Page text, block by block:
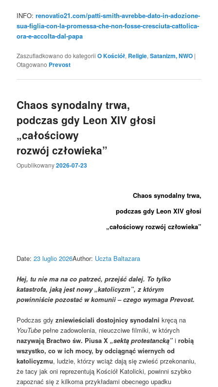
INFO:renovatio21.com/patti-smith-avrebbe-dato-in-adozione-
sua-figlia-con-la-promessa-che-non-fosse-cresciuta-cattolica-
ora-e-accolta-dal-papa
Zaszufladkowano do kategorii O Kościół, Religie,Satanizm, NWO |
Otagowano Prevost
Chaos synodalny trwa,
podczas gdy Leon XIV głosi
„całościowy
rozwój człowieka”
Opublikowany2026-07-23
Chaos synodalny trwa,
podczas gdy Leon XIV głosi
„całościowy rozwój człowieka”
Date:23 luglio 2026Author: Uczta Baltazara
Hej, tu nie ma na co patrzeć, przejść dalej. To tylko
katastrofa, jaką jest nowy „katolicyzm”, z którym
powinniście pozostać w komunii – czego wymaga Prevost.
Podczas gdyzniewieściali dostojnicy synodalni kręcą na
YouTube pełne zadowolenia, nieuczciwe filmiki, w których
nazywają Bractwo św. Piusa X„sektą protestancką” irobią
wszystko, co w ich mocy, by odciągnąć wiernych od
katolicyzmu, ludzie, którzy wciąż dają się zwieść przekonaniu,
że tacy jak oni reprezentują Kościół Katolicki, powinni szybko
zapoznać się z kilkoma przykładami obecnego upadku